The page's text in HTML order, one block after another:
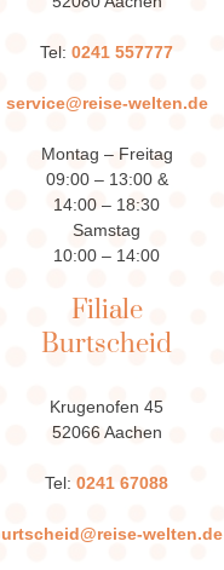
Tel: 0241 557777
service@reise-welten.de
Montag – Freitag
09:00 – 13:00 &
14:00 – 18:30
Samstag
10:00 – 14:00
Filiale
Burtscheid
Krugenofen 45
52066 Aachen
Tel: 0241 67088
welten.de